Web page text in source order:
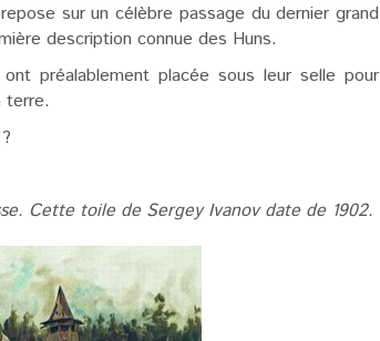
sur un célèbre passage du dernier grand
description connue des Huns.
préalablement placée sous leur selle pour
terre.
Cette toile de Sergey Ivanov date de 1902.